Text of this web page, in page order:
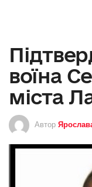
воїна
міста
Автор